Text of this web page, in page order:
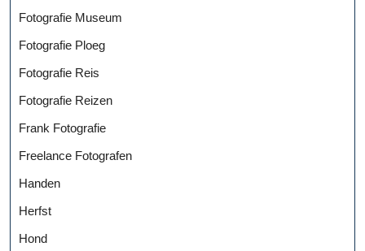
Fotografie Museum
Fotografie Ploeg
Fotografie Reis
Fotografie Reizen
Frank Fotografie
Freelance Fotografen
Handen
Herfst
Hond